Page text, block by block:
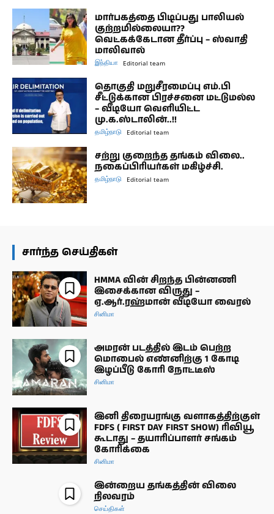
மார்பகத்தை பிடிப்பது பாலியல்
குற்றமில்லையா??
வெட்கக்கேடான தீர்ப்பு – ஸ்வாதி
மாலிவால்
இந்தியா Editorial team
தொகுதி மறுசீரமைப்பு எம்.பி
சீட்டுக்கான பிரச்சனை மட்டுமல்ல
– வீடியோ வெளியிட்ட
மு.க.ஸ்டாலின்..!!
தமிழ்நாடு Editorial team
சற்று குறைந்த தங்கம் விலை..
நகைப்பிரியர்கள் மகிழ்ச்சி.
தமிழ்நாடு Editorial team
சார்ந்த செய்திகள்
HMMA வின் சிறந்த பின்னணி
இசைக்கான விருது –
ஏ.ஆர்.ரஹ்மான் வீடியோ வைரல்
சினிமா
அமரன் படத்தில் இடம் பெற்ற
மொபைல் எண்னிற்கு 1 கோடி
இழப்பீடு கோரி நோட்டீஸ்
சினிமா
இனி திரையரங்கு வளாகத்திற்குள்
FDFS ( FIRST DAY FIRST SHOW) ரிவியூ
கூடாது – தயாரிப்பாளர் சங்கம்
கோரிக்கை
சினிமா
இன்றைய தங்கத்தின் விலை
நிலவரம்
செய்திகள்